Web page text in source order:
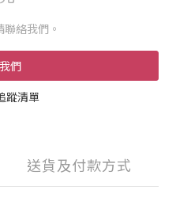
絡我們。
們
蹤清單
送貨及付款方式